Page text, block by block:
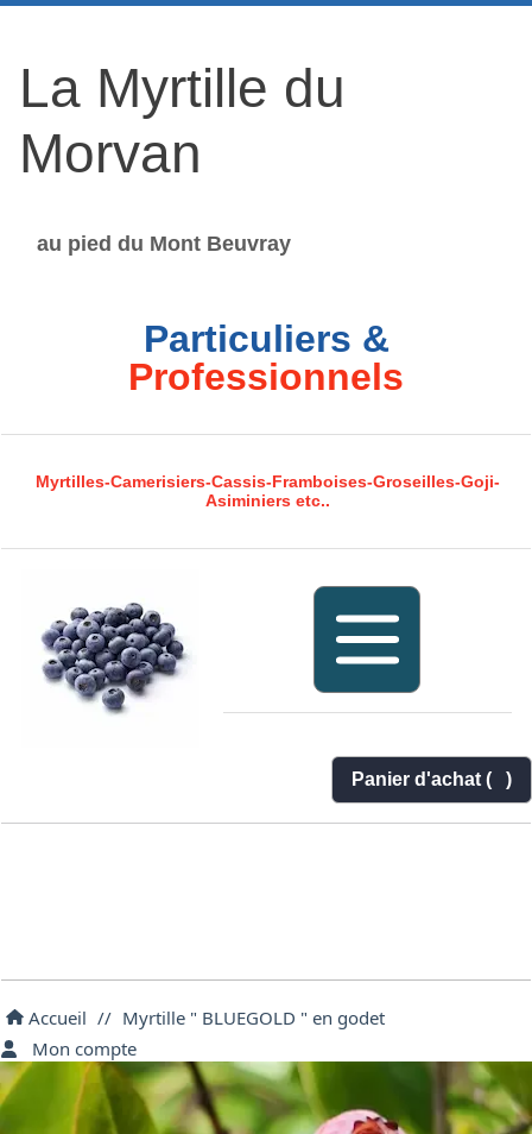
La Myrtille du
Morvan
au pied du Mont Beuvray
Particuliers &
Professionnels
Myrtilles-Camerisiers-Cassis-Framboises-Groseilles-Goji-
Asiminiers etc..
Panier d'achat ( )
Accueil // Myrtille " BLUEGOLD " en godet
Mon compte